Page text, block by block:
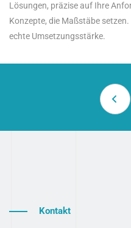
Lösungen, präzise auf Ihre
Konzepte, die Maßstäbe
echte Umsetzungsstärke.
Kontakt